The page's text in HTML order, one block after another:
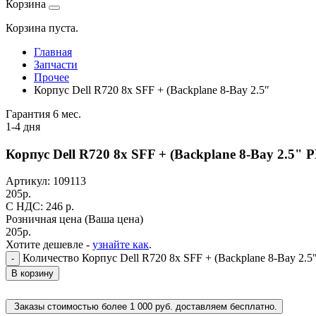
Корзина
Корзина пуста.
Главная
Запчасти
Прочее
Корпус Dell R720 8x SFF + (Backplane 8-Bay 2.5″
Гарантия 6 мес.
1-4 дня
Корпус Dell R720 8x SFF + (Backplane 8-Bay 2.5"
Артикул: 109113
205р.
C НДС: 246 р.
Розничная цена (Ваша цена)
205р.
Хотите дешевле - узнайте как.
- Количество Корпус Dell R720 8x SFF + (Backplane 8-Bay
В корзину
Заказы стоимостью более 1 000 руб. доставляем бесплатно.